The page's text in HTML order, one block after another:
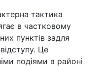
тактика
в частковому
пунктів задля
Це
подіями в районі